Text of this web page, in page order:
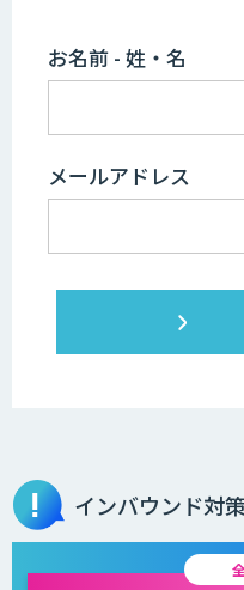
お名前 - 姓・名
メールアドレス
インバウンド対